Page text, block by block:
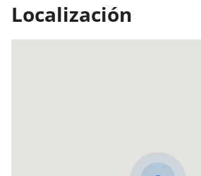
más de 20 años.
Localización